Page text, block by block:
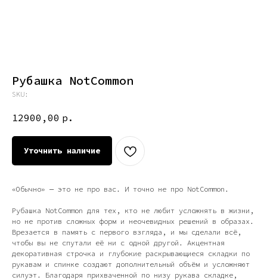
Рубашка NotCommon
SKU:
12900,00 р.
Уточнить наличие
«Обычно» — это не про вас. И точно не про NotCommon.
Рубашка NotCommon для тех, кто не любит усложнять в жизни,
но не против сложных форм и неочевидных решений в образах.
Врезается в память с первого взгляда, и мы сделали всё,
чтобы вы не спутали её ни с одной другой. Акцентная
декоративная строчка и глубокие раскрывающиеся складки по
рукавам и спинке создают дополнительный объём и усложняют
силуэт. Благодаря прихваченной по низу рукава складке,